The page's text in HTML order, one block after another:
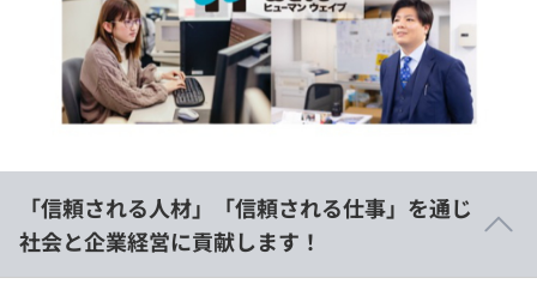
イベント・セミナー
インタビュー
ナレッジ
リファレンス
プラン
個人向けプラン
法人向けプラン
評価結果一覧
再チャレンジ結果一覧
Tech Team Journal
paiza times
paizaとは？
「信頼される人材」「信頼される仕事」を通じ
社会と企業経営に貢献します！